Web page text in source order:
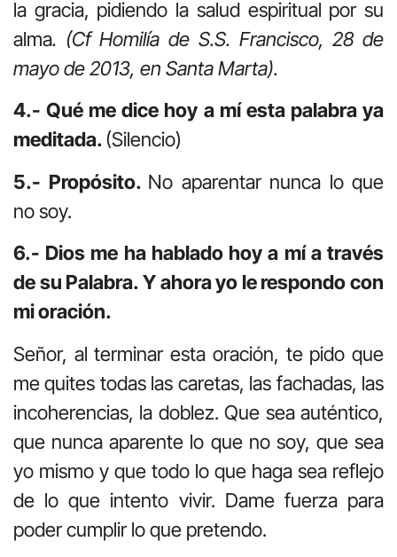
la gracia, pidiendo la salud espiritual por su
alma. (Cf Homilía de S.S. Francisco, 28 de
mayo de 2013, en Santa Marta).
4.- Qué me dice hoy a mí esta palabra ya
meditada.(Silencio)
5.- Propósito. No aparentar nunca lo que
no soy.
6.- Dios me ha hablado hoy a mí a través
de su Palabra. Y ahora yo le respondo con
mi oración.
Señor, al terminar esta oración, te pido que
me quites todas las caretas, las fachadas, las
incoherencias, la doblez. Que sea auténtico,
que nunca aparente lo que no soy, que sea
yo mismo y que todo lo que haga sea reflejo
de lo que intento vivir. Dame fuerza para
poder cumplir lo que pretendo.